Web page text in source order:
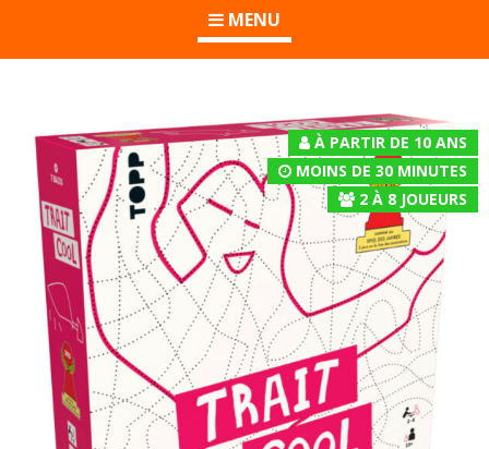
MENU
À PARTIR DE 10 ANS
MOINS DE 30 MINUTES
2 À 8 JOUEURS